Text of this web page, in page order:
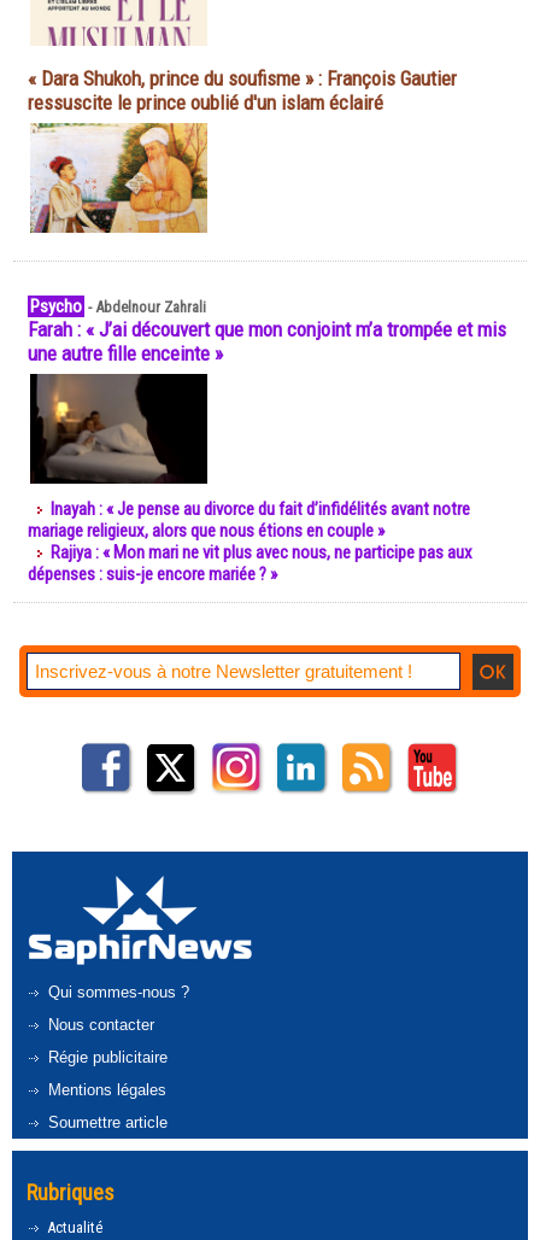
« Dara Shukoh, prince du soufisme » : François Gautier
ressuscite le prince oublié d'un islam éclairé
Psycho -Abdelnour Zahrali
Farah : « J’ai découvert que mon conjoint m’a trompée et mis
une autre fille enceinte »
Inayah : « Je pense au divorce du fait d’infidélités avant notre
mariage religieux, alors que nous étions en couple »
Rajiya : « Mon mari ne vit plus avec nous, ne participe pas aux
dépenses : suis-je encore mariée ? »
Qui sommes-nous ?
Nous contacter
Régie publicitaire
Mentions légales
Soumettre article
Rubriques
Actualité